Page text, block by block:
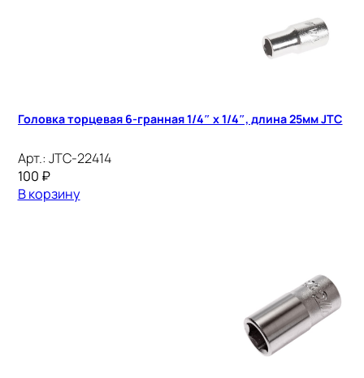
Головка торцевая 6-гранная 1/4″ х 1/4″, длина 25мм JTC
Арт.: JTC-22414
100 ₽
В корзину